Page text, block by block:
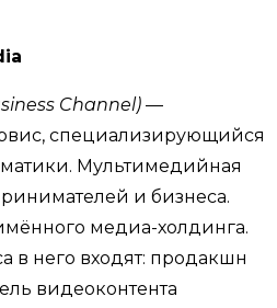
Channel) —
специализирующийся
Мультимедийная
и бизнеса.
медиа-холдинга.
в него входят: продакшн
видеоконтента